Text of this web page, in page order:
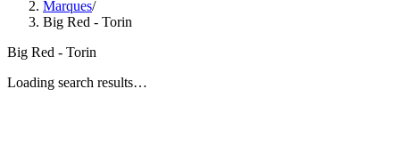
Marques/
Big Red - Torin
Big Red - Torin
Loading search results…